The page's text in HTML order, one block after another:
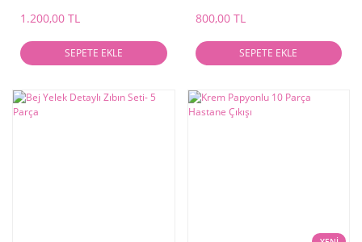
1.200,00 TL
SEPETE EKLE
800,00 TL
SEPETE EKLE